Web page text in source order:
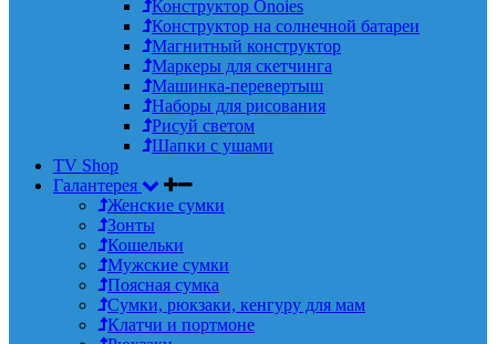
Конструктор Onoies
Конструктор на солнечной батареи
Магнитный конструктор
Маркеры для скетчинга
Машинка-перевертыш
Наборы для рисования
Рисуй светом
Шапки с ушами
TV Shop
Галантерея
Женские сумки
Зонты
Кошельки
Мужские сумки
Поясная сумка
Сумки, рюкзаки, кенгуру для мам
Клатчи и портмоне